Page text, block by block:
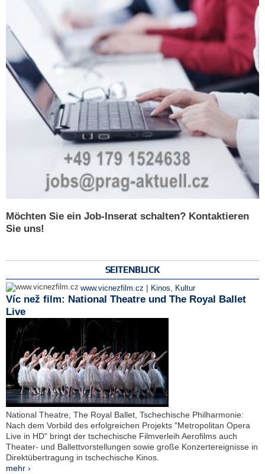
Möchten Sie ein Job-Inserat schalten? Kontaktieren
Sie uns!
SEITENBLICK
www.vicnezfilm.cz | Kinos, Kultur
Víc než film: National Theatre und The Royal Ballet
Live
National Theatre, The Royal Ballet, Tschechische Philharmonie:
Nach dem Vorbild des erfolgreichen Projekts "Metropolitan Opera
Live in HD" bringt der tschechische Filmverleih Aerofilms auch
Theater- und Ballettvorstellungen sowie große Konzertereignisse in
Direktübertragung in tschechische Kinos.
mehr ›